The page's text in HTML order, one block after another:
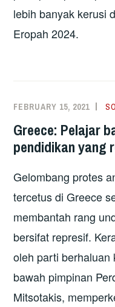
lebih banyak kerusi
Eropah 2024.
FEBRUARY 15, 2021
Greece: Pelajar
pendidikan yang
Gelombang protes
tercetus di Greece
membantah rang
bersifat represif.
oleh parti berhaluan
bawah pimpinan
Mitsotakis,